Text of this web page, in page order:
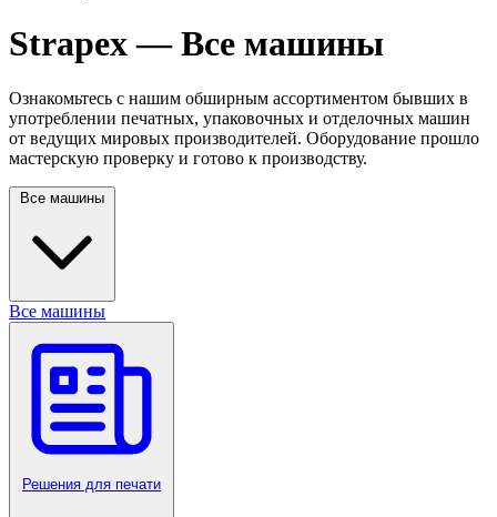
Strapex — Все машины
Ознакомьтесь с нашим обширным ассортиментом бывших в
употреблении печатных, упаковочных и отделочных машин
от ведущих мировых производителей. Оборудование прошло
мастерскую проверку и готово к производству.
Все машины
Все машины
Решения для печати